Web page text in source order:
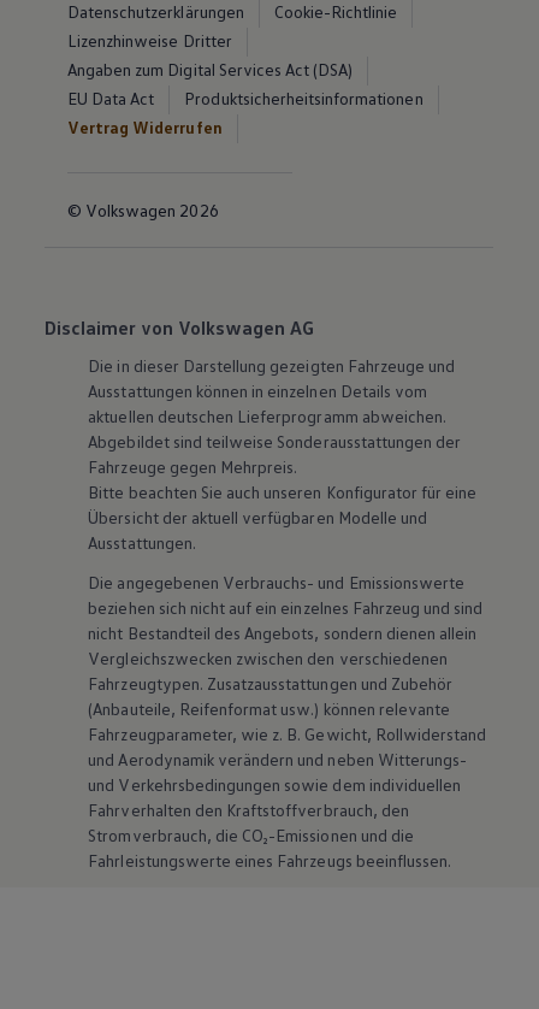
Datenschutzerklärungen
Cookie-Richtlinie
Lizenzhinweise Dritter
Angaben zum Digital Services Act (DSA)
EU Data Act
Produktsicherheitsinformationen
Vertrag Widerrufen
© Volkswagen 2026
Disclaimer von Volkswagen AG
Die in dieser Darstellung gezeigten Fahrzeuge und
Ausstattungen können in einzelnen Details vom
aktuellen deutschen Lieferprogramm abweichen.
Abgebildet sind teilweise Sonderausstattungen der
Fahrzeuge gegen Mehrpreis.
Bitte beachten Sie auch unseren Konfigurator für eine
Übersicht der aktuell verfügbaren Modelle und
Ausstattungen.
Die angegebenen Verbrauchs- und Emissionswerte
beziehen sich nicht auf ein einzelnes Fahrzeug und sind
nicht Bestandteil des Angebots, sondern dienen allein
Vergleichszwecken zwischen den verschiedenen
Fahrzeugtypen. Zusatzausstattungen und Zubehör
(Anbauteile, Reifenformat usw.) können relevante
Fahrzeugparameter, wie z. B. Gewicht, Rollwiderstand
und Aerodynamik verändern und neben Witterungs-
und Verkehrsbedingungen sowie dem individuellen
Fahrverhalten den Kraftstoffverbrauch, den
Stromverbrauch, die CO₂-Emissionen und die
Fahrleistungswerte eines Fahrzeugs beeinflussen.